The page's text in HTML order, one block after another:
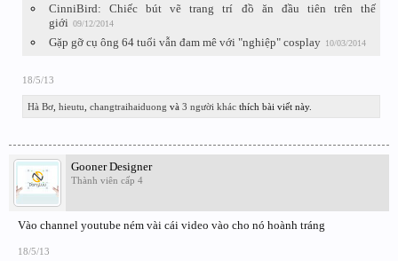
CinniBird: Chiếc bút vẽ trang trí đồ ăn đầu tiên trên thế
giới 09/12/2014
Gặp gỡ cụ ông 64 tuổi vẫn đam mê với "nghiệp" cosplay 10/03/2014
18/5/13
Hà Bơ hieutu changtraihaiduong và 3 người khác thích bài viết này.
Gooner Designer
Thành viên cấp 4
Vào channel youtube ném vài cái video vào cho nó hoành tráng
18/5/13